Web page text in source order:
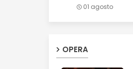
01 agosto
OPERA